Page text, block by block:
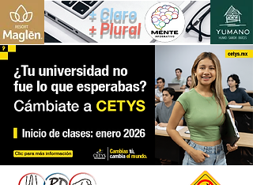
+ Claro
+ Plural